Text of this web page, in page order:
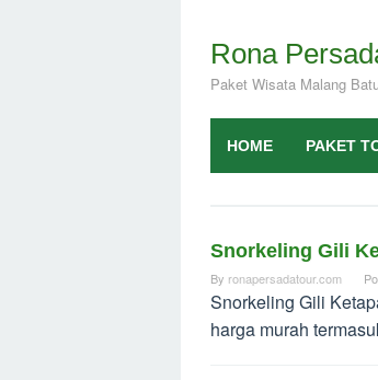
contentRona
Paket Wisata Malang
HOME PAKET
Snorkeling Gili
By ronapersadatour.com
Snorkeling Gili
harga murah